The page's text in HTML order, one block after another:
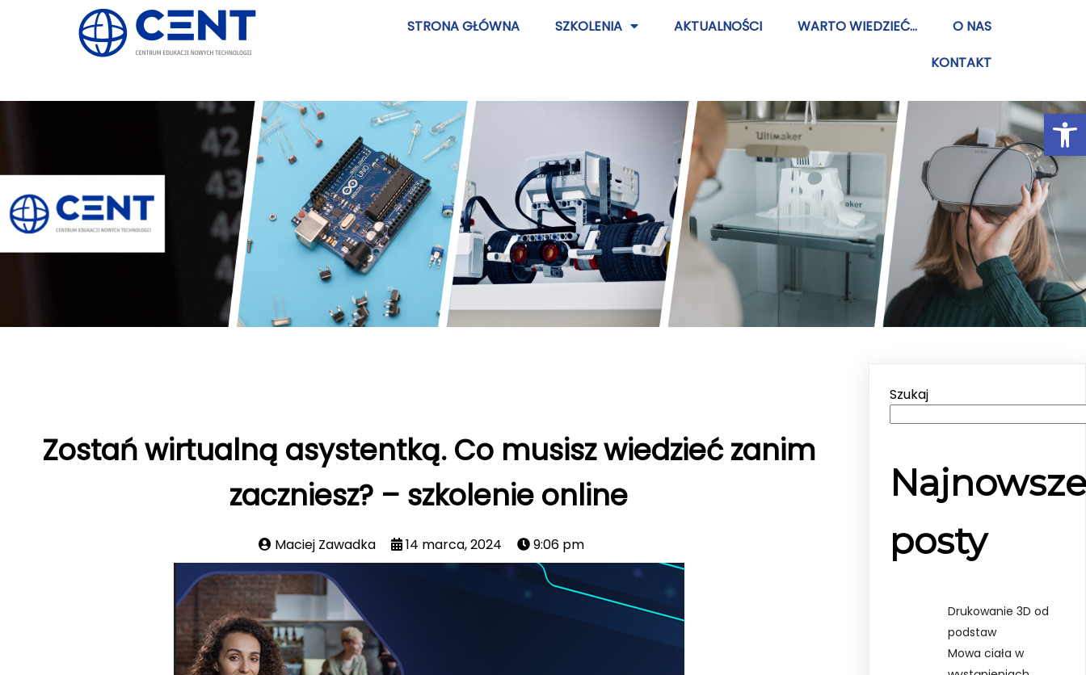
STRONA GŁÓWNA SZKOLENIA AKTUALNOŚCI WARTO WIEDZIEĆ…
O NAS
KONTAKT
Zostań wirtualną asystentką. Co musisz wiedzieć zanim
zaczniesz? – szkolenie online
Maciej Zawadka 14 marca, 2024 9:06 pm
Szukaj
posty
Drukowanie 3D od
podstaw
Mowa ciała w